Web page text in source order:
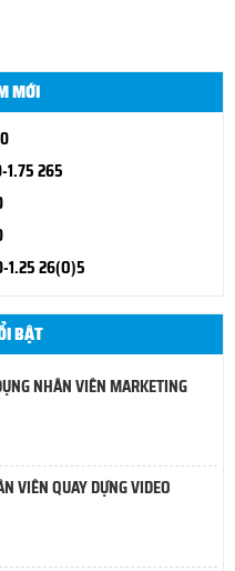
MỚI
1.75 265
1.25 26(O)5
BẬT
NHÂN VIÊN MARKETING
VIÊN QUAY DỰNG VIDEO